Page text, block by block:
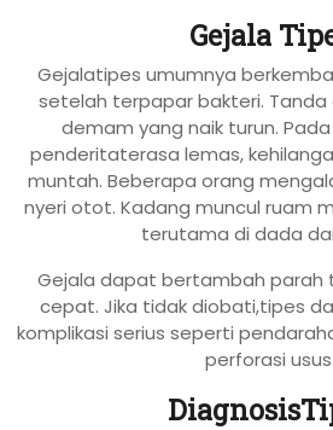
Gejala
Gejalatipes umumnya
setelah terpapar bakteri. Tanda
demam yang naik turun.
penderitaterasa lemas,
muntah. Beberapa orang
nyeri otot. Kadang muncul ruam
terutama di dada
Gejala dapat bertambah parah
cepat. Jika tidak diobati,tipes
komplikasi serius seperti
perforasi usus.